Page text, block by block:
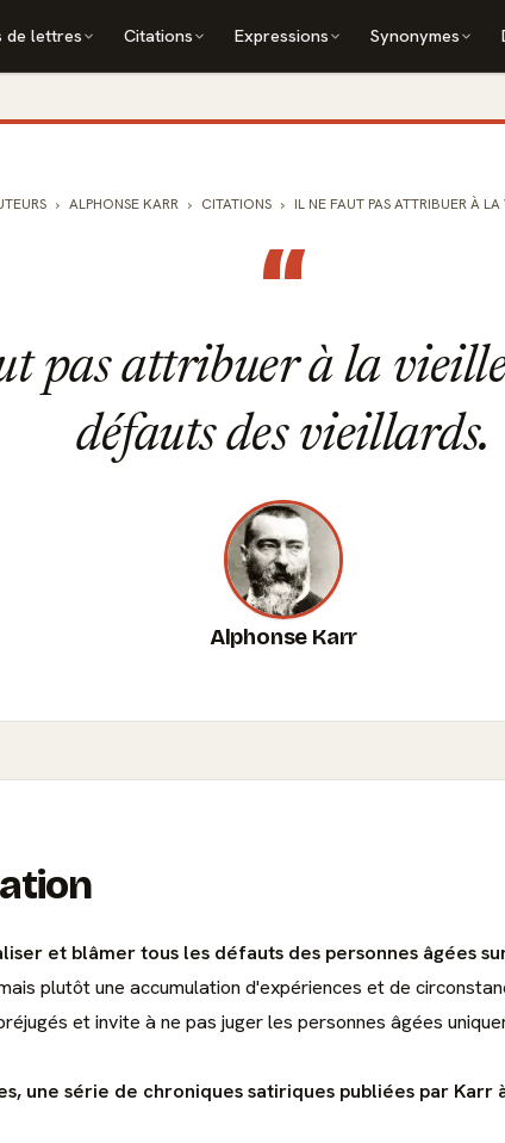
de lettres Citations Expressions Synonymes
ALPHONSE KARR CITATIONS IL NE FAUT PAS ATTRIBUER À
“
pas attribuer à la
défauts des vieillards.
Alphonse Karr
et blâmer tous les défauts des personnes âgées
plutôt une accumulation d'expériences et de
et invite à ne pas juger les personnes âgées
une série de chroniques satiriques publiées par Karr